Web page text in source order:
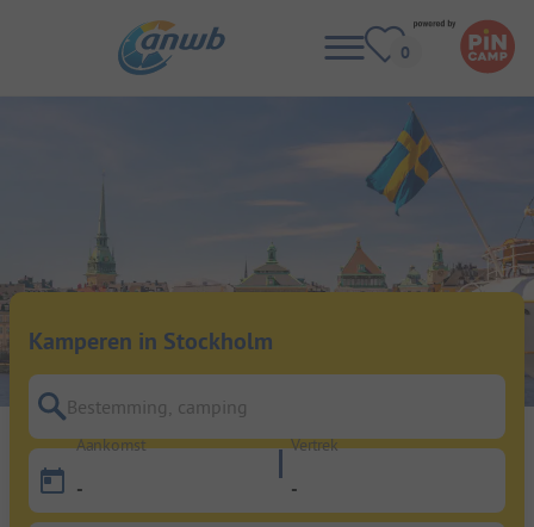
Kamperen in Stockholm
Bestemming, camping
Aankomst
-
Vertrek
-